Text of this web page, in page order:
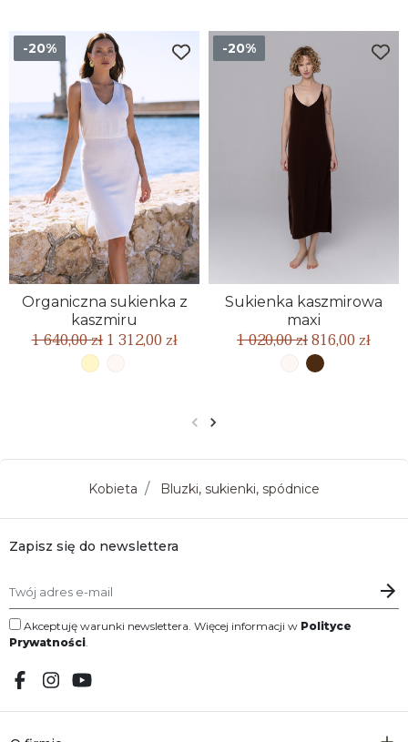
-20%
Organiczna sukienka z
kaszmiru
1 640,00 zł1 312,00 zł
-20%
Sukienka kaszmirowa
maxi
1 020,00 zł816,00 zł
Poprzedni
Następny
Kobieta Bluzki, sukienki, spódnice
Zapisz się do newslettera
Akceptuję warunki newslettera. Więcej informacji w Polityce
Prywatności